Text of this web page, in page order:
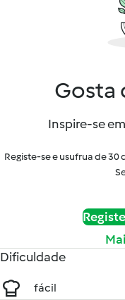
Gosta
Inspire-se
Registe-se e usufrua de
Dificuldade
fácil